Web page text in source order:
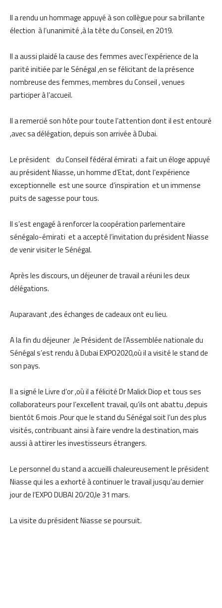
Il a rendu un hommage appuyé à son collègue pour sa brillante
élection à l’unanimité ,à la tête du Conseil, en 2019.
Il a aussi plaidé la cause des femmes avec l’expérience de la
parité initiée par le Sénégal ,en se félicitant de la présence
nombreuse des femmes, membres du Conseil , venues
participer à l’accueil.
Il a remercié son hôte pour toute l’attention dont il est entouré
,avec sa délégation, depuis son arrivée à Dubai.
Le président du Conseil fédéral émirati a fait un éloge appuyé
au président Niasse, un homme d’Etat, dont l’expérience
exceptionnelle est une source d’inspiration et un immense
puits de sagesse pour tous.
Il s’est engagé à renforcer la coopération parlementaire
sénégalo-émirati et a accepté l’invitation du président Niasse
de venir visiter le Sénégal.
Après les discours, un déjeuner de travail a réuni les deux
délégations.
Auparavant ,des échanges de cadeaux ont eu lieu.
A la fin du déjeuner ,le Président de l’Assemblée nationale du
Sénégal s’est rendu à Dubai EXPO2020,où il a visité le stand de
son pays.
Il a signé le Livre d’or ,où il a félicité Dr Malick Diop et tous ses
collaborateurs pour l’excellent travail, qu’ils ont abattu ,depuis
bientôt 6 mois .Pour que le stand du Sénégal soit l’un des plus
visités, contribuant ainsi à faire vendre la destination, mais
aussi à attirer les investisseurs étrangers.
Le personnel du stand a accueilli chaleureusement le président
Niasse qui les a exhorté à continuer le travail jusqu’au dernier
jour de l’EXPO DUBAI 20/20,le 31 mars.
La visite du président Niasse se poursuit.